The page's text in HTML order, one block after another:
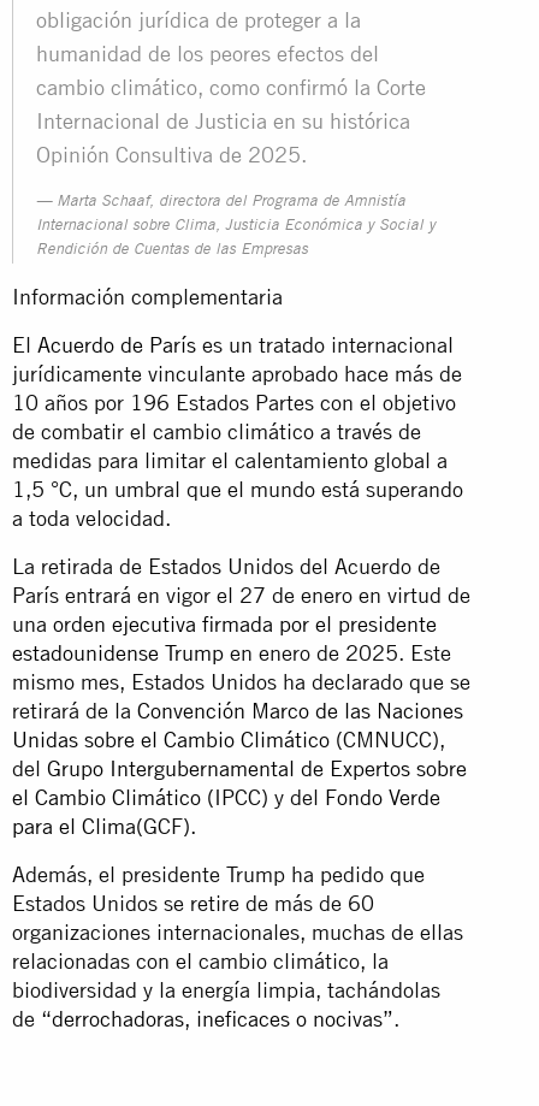
obligación jurídica de proteger a la
humanidad de los peores efectos del
cambio climático, como confirmó la Corte
Internacional de Justicia en su histórica
Opinión Consultiva de 2025.
Marta Schaaf, directora del Programa de Amnistía
Internacional sobre Clima, Justicia Económica y Social y
Rendición de Cuentas de las Empresas
Información complementaria
El Acuerdo de París es un tratado internacional
jurídicamente vinculante aprobado hace más de
10 años por 196 Estados Partes con el objetivo
de combatir el cambio climático a través de
medidas para limitar el calentamiento global a
1,5 °C, un umbral que el mundo está superando
a toda velocidad.
La retirada de Estados Unidos del Acuerdo de
París entrará en vigor el 27 de enero en virtud de
una orden ejecutiva firmada por el presidente
estadounidense Trump en enero de 2025. Este
mismo mes, Estados Unidos ha declarado que se
retirará de la Convención Marco de las Naciones
Unidas sobre el Cambio Climático (CMNUCC),
del Grupo Intergubernamental de Expertos sobre
el Cambio Climático (IPCC) y del Fondo Verde
para el Clima(GCF).
Además, el presidente Trump ha pedido que
Estados Unidos se retire de más de 60
organizaciones internacionales, muchas de ellas
relacionadas con el cambio climático, la
biodiversidad y la energía limpia, tachándolas
de “derrochadoras, ineficaces o nocivas”.